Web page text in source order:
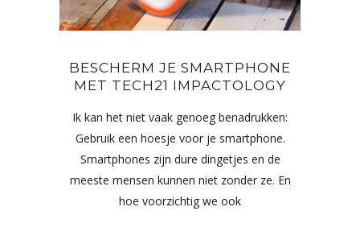
BESCHERM JE SMARTPHONE
MET TECH21 IMPACTOLOGY
Ik kan het niet vaak genoeg benadrukken:
Gebruik een hoesje voor je smartphone.
Smartphones zijn dure dingetjes en de
meeste mensen kunnen niet zonder ze. En
hoe voorzichtig we ook